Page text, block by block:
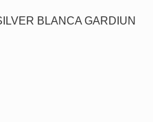
BLANCA GARDIUN